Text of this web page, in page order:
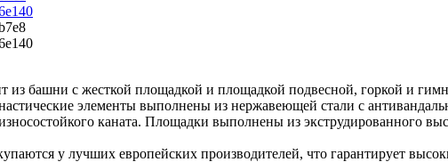
из башни с жесткой площадкой и площадкой подвесной, горкой и
элементы выполнены из нержавеющей стали с
каната. Площадки выполнены из экструдированного
у лучших европейских производителей, что гарантирует